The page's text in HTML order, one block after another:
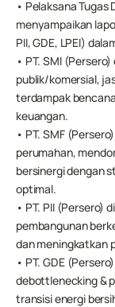
• Pelaksana Tugas
menyampaikan
PII, GDE, LPEI)
• PT. SMI
publik/komersial,
terdampak
keuangan.
• PT. SMF
perumahan,
bersinergi dengan
optimal.
• PT. PII (Persero)
pembangunan
dan meningkatkan
• PT. GDE
debottlenecking &
transisi energi